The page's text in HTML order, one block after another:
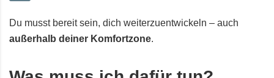
Du musst bereit sein, dich weiterzuentwickeln – auch
außerhalb deiner Komfortzone.